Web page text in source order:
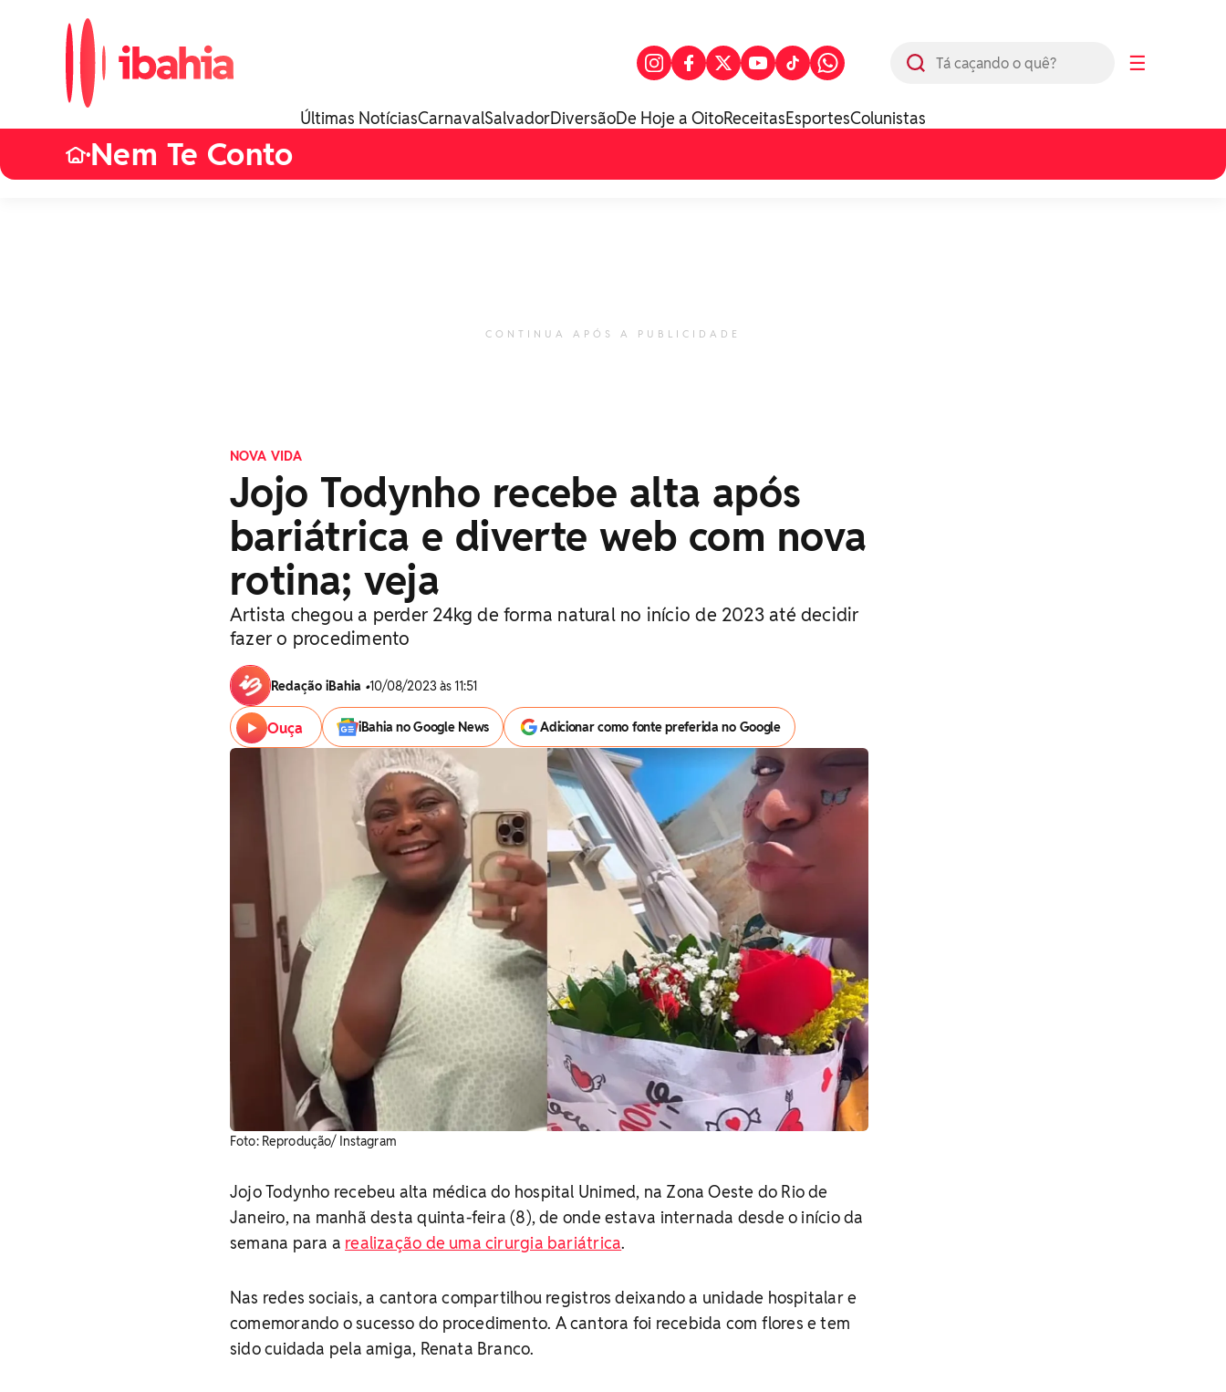
☰
Últimas NotíciasCarnavalSalvadorDiversãoDe Hoje a OitoReceitasEsportesColunistas
•Nem Te Conto
CONTINUA APÓS A PUBLICIDADE
NOVA VIDA
Jojo Todynho recebe alta após
bariátrica e diverte web com nova
rotina; veja
Artista chegou a perder 24kg de forma natural no início de 2023 até decidir
fazer o procedimento
Redação iBahia •10/08/2023 às 11:51
Ouça iBahia no Google News Adicionar como fonte preferida no Google
Foto: Reprodução/ Instagram
Jojo Todynho recebeu alta médica do hospital Unimed, na Zona Oeste do Rio de
Janeiro, na manhã desta quinta-feira (8), de onde estava internada desde o início da
semana para a realização de uma cirurgia bariátrica.
Nas redes sociais, a cantora compartilhou registros deixando a unidade hospitalar e
comemorando o sucesso do procedimento. A cantora foi recebida com flores e tem
sido cuidada pela amiga, Renata Branco.